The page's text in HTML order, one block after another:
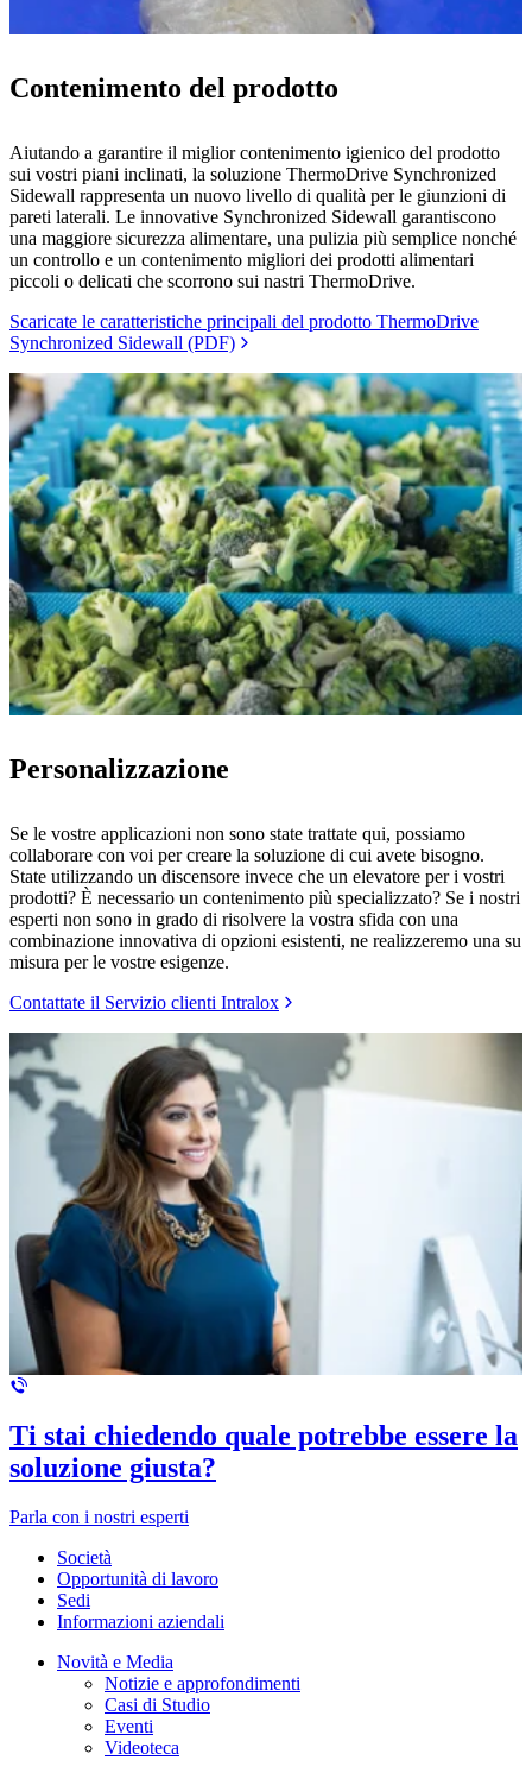
Contenimento del prodotto
Aiutando a garantire il miglior contenimento igienico del prodotto
sui vostri piani inclinati, la soluzione ThermoDrive Synchronized
Sidewall rappresenta un nuovo livello di qualità per le giunzioni di
pareti laterali. Le innovative Synchronized Sidewall garantiscono
una maggiore sicurezza alimentare, una pulizia più semplice nonché
un controllo e un contenimento migliori dei prodotti alimentari
piccoli o delicati che scorrono sui nastri ThermoDrive.
Scaricate le caratteristiche principali del prodotto ThermoDrive
Synchronized Sidewall (PDF)
Personalizzazione
Se le vostre applicazioni non sono state trattate qui, possiamo
collaborare con voi per creare la soluzione di cui avete bisogno.
State utilizzando un discensore invece che un elevatore per i vostri
prodotti? È necessario un contenimento più specializzato? Se i nostri
esperti non sono in grado di risolvere la vostra sfida con una
combinazione innovativa di opzioni esistenti, ne realizzeremo una su
misura per le vostre esigenze.
Contattate il Servizio clienti Intralox
Ti stai chiedendo quale potrebbe essere la
soluzione giusta?
Parla con i nostri esperti
Società
Opportunità di lavoro
Sedi
Informazioni aziendali
Novità e Media
Notizie e approfondimenti
Casi di Studio
Eventi
Videoteca